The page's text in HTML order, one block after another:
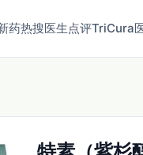
药热搜医生点评TriCura